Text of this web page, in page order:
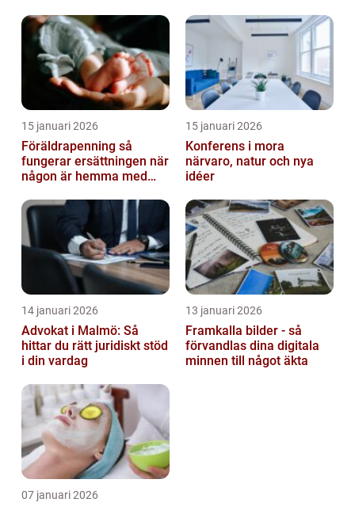
15 januari 2026
Föräldrapenning så
fungerar ersättningen när
någon är hemma med
15 januari 2026
Konferens i mora
närvaro, natur och nya
idéer
14 januari 2026
Advokat i Malmö: Så
hittar du rätt juridiskt stöd
i din vardag
13 januari 2026
Framkalla bilder - så
förvandlas dina digitala
minnen till något äkta
07 januari 2026